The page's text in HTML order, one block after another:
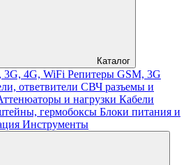
Каталог
4G, WiFi Репитеры GSM, 3G
ответвители СВЧ разъемы и
и нагрузки Кабели
гермобоксы Блоки питания и
Инструменты